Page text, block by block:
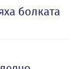
болката